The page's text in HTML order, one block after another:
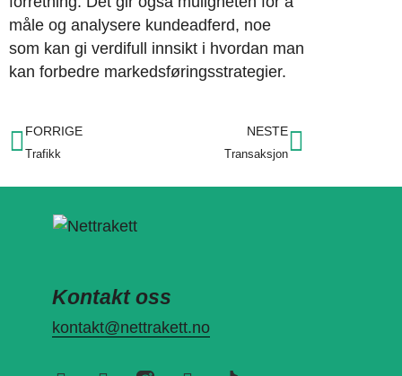
måle og analysere kundeadferd, noe
som kan gi verdifull innsikt i hvordan man
kan forbedre markedsføringsstrategier.
FORRIGE
Trafikk
NESTE
Transaksjon
Kontakt oss
kontakt@nettrakett.no